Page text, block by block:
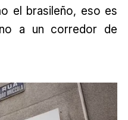
el brasileño, eso es
a un corredor de